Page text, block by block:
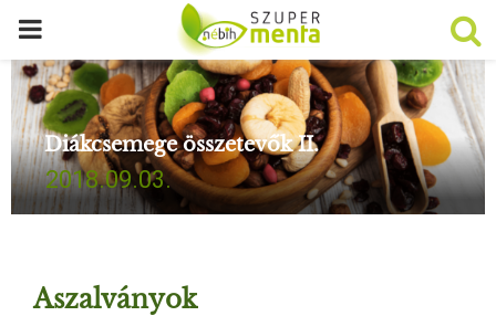
P
R
I
M
Diákcsemege összetevők II.
2018.09.03.
Aszalványok